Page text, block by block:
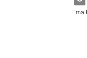
Email